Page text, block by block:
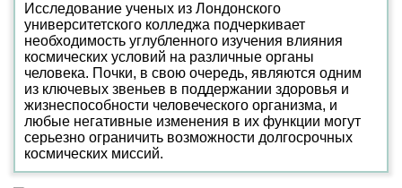
Исследование ученых из Лондонского
университетского колледжа подчеркивает
необходимость углубленного изучения влияния
космических условий на различные органы
человека. Почки, в свою очередь, являются одним
из ключевых звеньев в поддержании здоровья и
жизнеспособности человеческого организма, и
любые негативные изменения в их функции могут
серьезно ограничить возможности долгосрочных
космических миссий.